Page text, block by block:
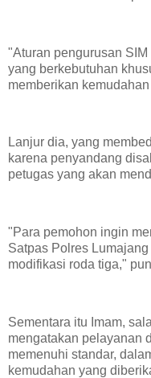
"Aturan pengurusan
yang berkebutuhan
memberikan
Lanjur dia, yang
karena penyandang
petugas yang akan
"Para pemohon ingin
Satpas Polres
modifikasi roda tiga,"
Sementara itu Imam,
mengatakan pelayanan
memenuhi standar,
kemudahan yang